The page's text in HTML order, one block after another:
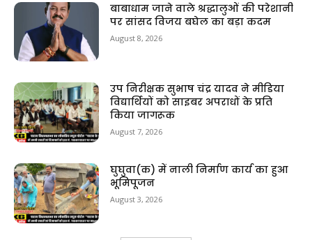
बाबाधाम जाने वाले श्रद्धालुओं की परेशानी
पर सांसद विजय बघेल का बड़ा कदम
August 8, 2026
उप निरीक्षक सुभाष चंद्र यादव ने मीडिया
विद्यार्थियों को साइबर अपराधों के प्रति
किया जागरूक
August 7, 2026
घुघुवा(क) में नाली निर्माण कार्य का हुआ
भूमिपूजन
August 3, 2026